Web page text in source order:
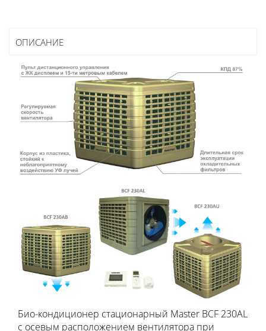
ОПИСАНИЕ
Био-кондиционер стационарный Master BCF 230AL
с осевым расположением вентилятора при